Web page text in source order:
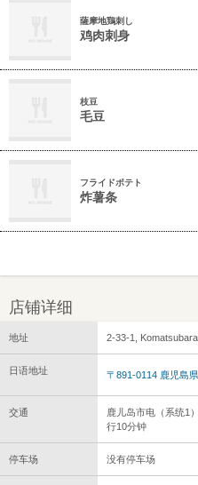
薩摩地鶏刺し
鸡肉刺身
枝豆
毛豆
フライドポテト
炸薯条
店铺详细
地址 2-33-1,
日语地址 〒891-0114 鹿児島
交通
鹿儿岛市电（系统1
行10分钟
停车场 没有停车场